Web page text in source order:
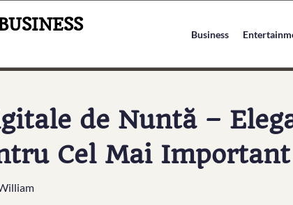
Business
de Nuntă –
Cel Mai